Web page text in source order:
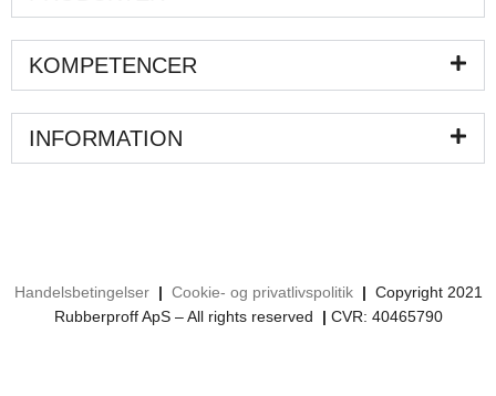
KOMPETENCER
INFORMATION
Handelsbetingelser | Cookie- og privatlivspolitik | Copyright 2021
Rubberproff ApS – All rights reserved | CVR: 40465790